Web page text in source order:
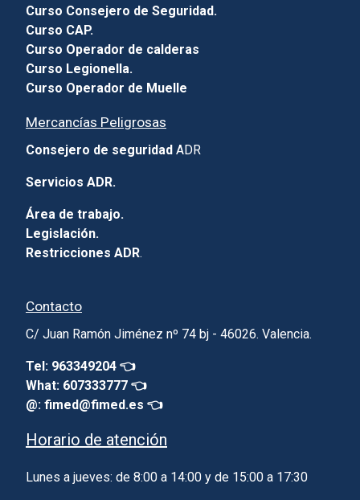
Curso Consejero de Seguridad.
Curso CAP.
Curso Operador de calderas
Curso Legionella.
Curso Operador de Muelle
Mercancías Peligrosas
Consejero de seguridad ADR
Servicios ADR.
Área de trabajo.
Legislación.
Restricciones ADR.
Contacto
C/ Juan Ramón Jiménez nº 74 bj - 46026. Valencia.
Tel: 963349204 👈
What: 607333777 👈
@: fimed@fimed.es 👈
Horario de atención
Lunes a jueves: de 8:00 a 14:00 y de 15:00 a 17:30